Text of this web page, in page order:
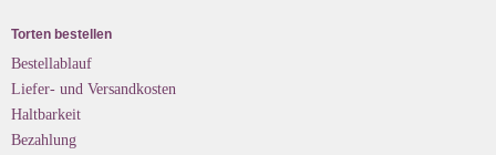
Torten bestellen
Bestellablauf
Liefer- und Versandkosten
Haltbarkeit
Bezahlung